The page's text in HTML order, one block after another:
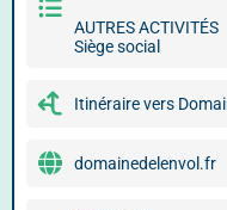
AUTRES ACTIVITÉS
Siège social
Itinéraire vers
domainedelenvol.fr